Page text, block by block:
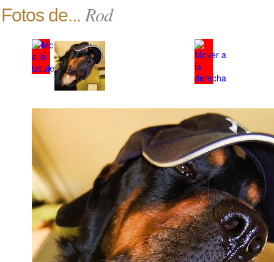
Fotos de... Rod